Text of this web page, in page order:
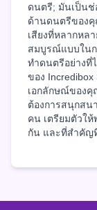
ดนตรี; มันเป็นช่
ด้านดนตรีของคุ
เสียงที่หลากห
สมบูรณ์แบบใน
ทำดนตรีอย่างที่
ของ Incredibox
เอกลักษณ์ของ
ต้องการสนุกสน
คน เตรียมตัวใ
กัน และที่สำคัญ